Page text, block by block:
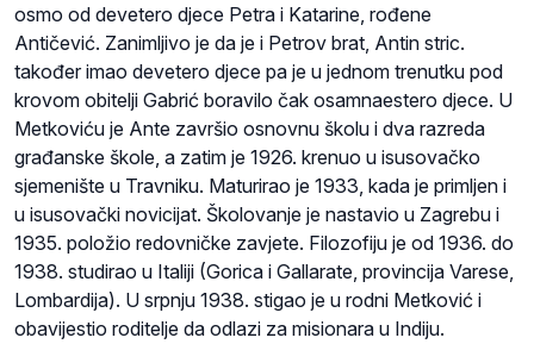
osmo od devetero djece Petra i Katarine, rođene
Antičević. Zanimljivo je da je i Petrov brat, Antin stric.
također imao devetero djece pa je u jednom trenutku pod
krovom obitelji Gabrić boravilo čak osamnaestero djece. U
Metkoviću je Ante završio osnovnu školu i dva razreda
građanske škole, a zatim je 1926. krenuo u isusovačko
sjemenište u Travniku. Maturirao je 1933, kada je primljen i
u isusovački novicijat. Školovanje je nastavio u Zagrebu i
1935. položio redovničke zavjete. Filozofiju je od 1936. do
1938. studirao u Italiji (Gorica i Gallarate, provincija Varese,
Lombardija). U srpnju 1938. stigao je u rodni Metković i
obavijestio roditelje da odlazi za misionara u Indiju.